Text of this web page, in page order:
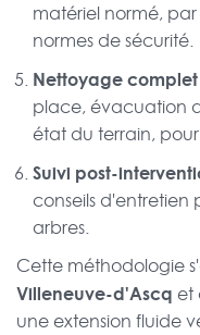
matériel normé,
normes de sécurité.
Nettoyage complet
place, évacuation
état du terrain,
Suivi post-
conseils d'entretien
arbres.
Cette méthodologie
Villeneuve-d'Ascq et
une extension fluide